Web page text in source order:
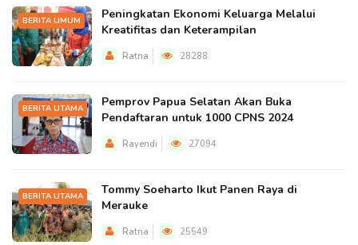
BERITA UMUM
Peningkatan Ekonomi Keluarga Melalui
Kreatifitas dan Keterampilan
Ratna 28288
BERITA UTAMA
Pemprov Papua Selatan Akan Buka
Pendaftaran untuk 1000 CPNS 2024
Rayendi 27094
BERITA UTAMA
Tommy Soeharto Ikut Panen Raya di
Merauke
Ratna 25549